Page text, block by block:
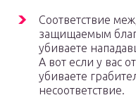
Соответствие
защищаемым
убиваете
А вот если у вас
убиваете
несоответствие.